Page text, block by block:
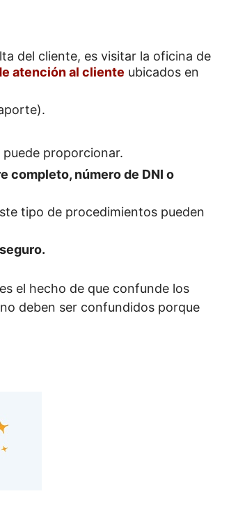
del cliente, es visitar la oficina de
atención al cliente ubicados en
proporcionar.
completo, número de DNI o
tipo de procedimientos pueden
el hecho de que confunde los
deben ser confundidos porque